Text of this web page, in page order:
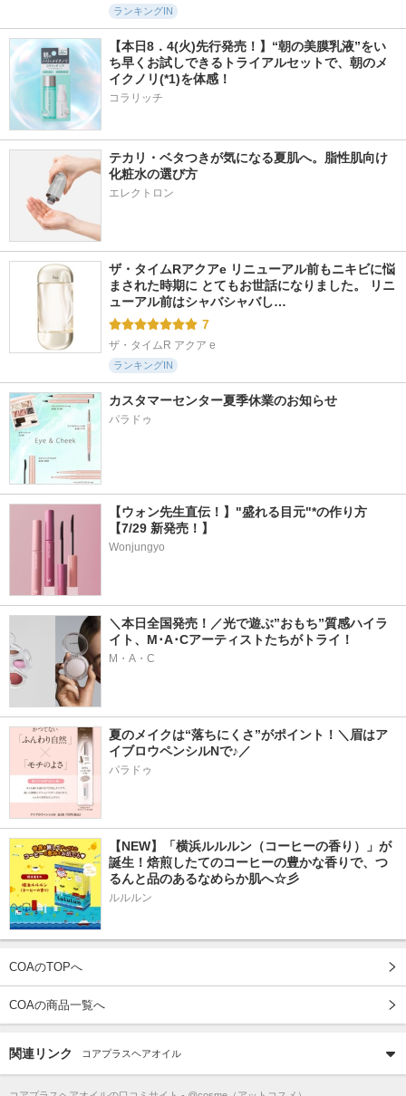
ランキングIN
【本日8．4(火)先行発売！】“朝の美膜乳液”をい
ち早くお試しできるトライアルセットで、朝のメ
イクノリ(*1)を体感！
コラリッチ
テカリ・ベタつきが気になる夏肌へ。脂性肌向け
化粧水の選び方
エレクトロン
ザ・タイムRアクアe リニューアル前もニキビに悩
まされた時期に とてもお世話になりました。 リニ
ューアル前はシャバシャバし…
7
ザ・タイムR アクア e
ランキングIN
カスタマーセンター夏季休業のお知らせ
パラドゥ
【ウォン先生直伝！】"盛れる目元"*の作り方
【7/29 新発売！】
Wonjungyo
＼本日全国発売！／光で遊ぶ”おもち”質感ハイラ
イト、M･A･Cアーティストたちがトライ！
M・A・C
夏のメイクは“落ちにくさ”がポイント！＼眉はア
イブロウペンシルNで♪／
パラドゥ
【NEW】「横浜ルルルン（コーヒーの香り）」が
誕生！焙煎したてのコーヒーの豊かな香りで、つ
るんと品のあるなめらか肌へ☆彡
ルルルン
COAのTOPへ
COAの商品一覧へ
関連リンク コアプラスヘアオイル